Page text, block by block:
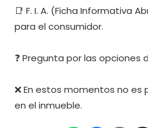
📑 F. I. A. (Ficha Informativa
para el consumidor.
❓ Pregunta por las opciones
❌ En estos momentos no es
en el inmueble.